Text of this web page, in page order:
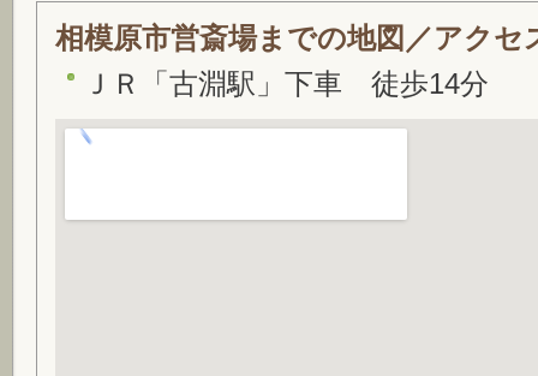
相模原市営斎場までの地図／アクセ
ＪＲ「古淵駅」下車 徒歩14分